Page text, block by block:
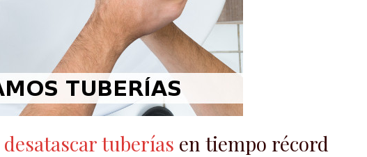
desatascar tuberías en tiempo récord